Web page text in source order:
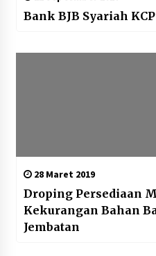
Bank BJB Syariah
28 Maret 2019
Droping Persediaan
Kekurangan Bahan
Jembatan